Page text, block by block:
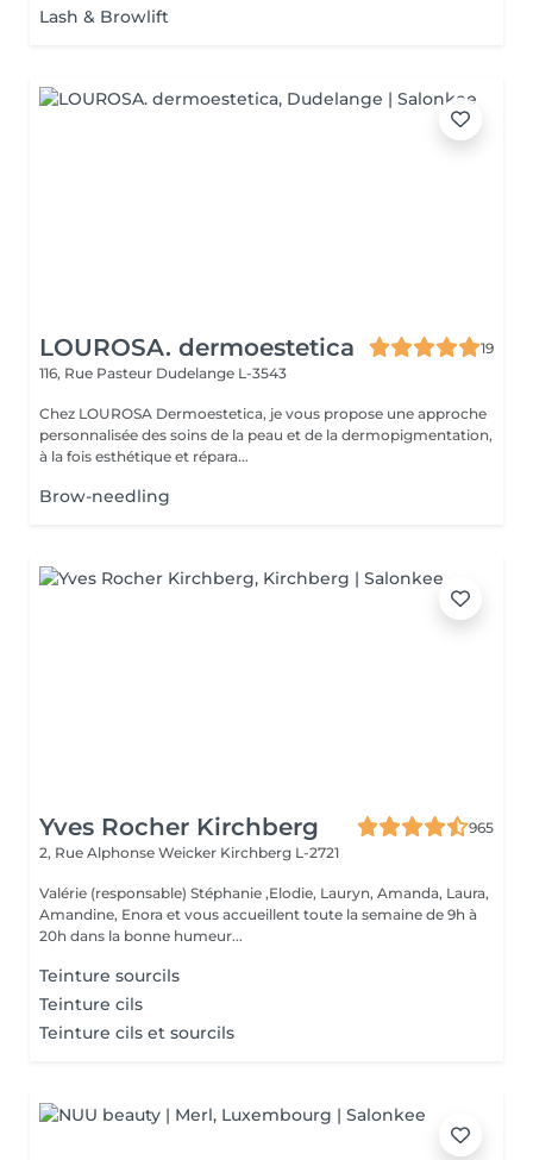
Lash & Browlift
LOUROSA. dermoestetica
19
116, Rue Pasteur Dudelange L-3543
Chez LOUROSA Dermoestetica, je vous propose une approche
personnalisée des soins de la peau et de la dermopigmentation,
à la fois esthétique et répara...
Brow-needling
Yves Rocher Kirchberg
965
2, Rue Alphonse Weicker Kirchberg L-2721
Valérie (responsable) Stéphanie ,Elodie, Lauryn, Amanda, Laura,
Amandine, Enora et vous accueillent toute la semaine de 9h à
20h dans la bonne humeur...
Teinture sourcils
Teinture cils
Teinture cils et sourcils